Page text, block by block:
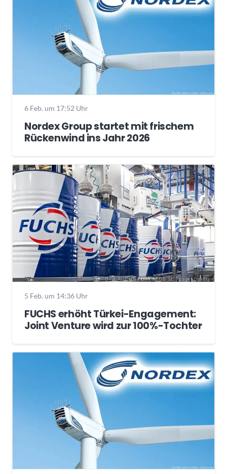
6 Feb. um 17:52 Uhr
Nordex Group startet mit frischem
Rückenwind ins Jahr 2026
5 Feb. um 14:36 Uhr
FUCHS erhöht Türkei-Engagement:
Joint Venture wird zur 100%-Tochter